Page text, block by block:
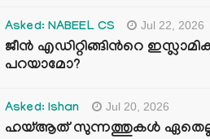
Asked: NABEEL CS Jul 22, 2026
ജീൻ എഡിറ്റിങ്ങിന്‍റെ
പറയാമോ?
Asked: Ishan Jul 20, 2026
ഹയ്ആത് സുന്നത്തുകൾ